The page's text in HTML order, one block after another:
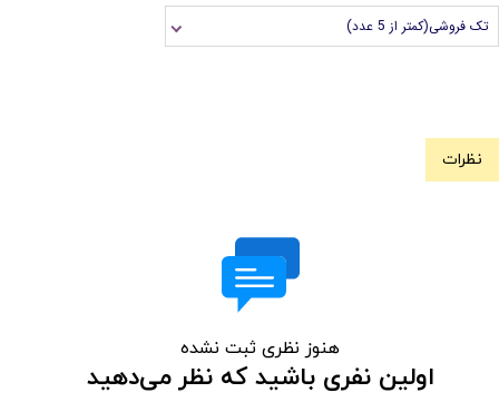
تک فروشی(کمتر از 5 عدد)
نظرات
هنوز نظری ثبت نشده
اولین نفری باشید که نظر می‌دهید